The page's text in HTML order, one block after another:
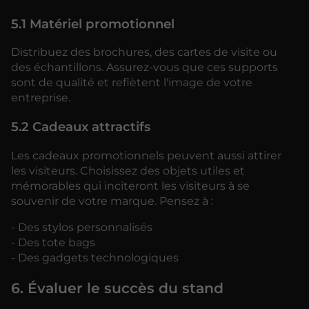
5.1 Matériel promotionnel
Distribuez des brochures, des cartes de visite ou
des échantillons. Assurez-vous que ces supports
sont de qualité et reflètent l'image de votre
entreprise.
5.2 Cadeaux attractifs
Les cadeaux promotionnels peuvent aussi attirer
les visiteurs. Choisissez des objets utiles et
mémorables qui inciteront les visiteurs à se
souvenir de votre marque. Pensez à :
- Des stylos personnalisés
- Des tote bags
- Des gadgets technologiques
6. Évaluer le succès du stand